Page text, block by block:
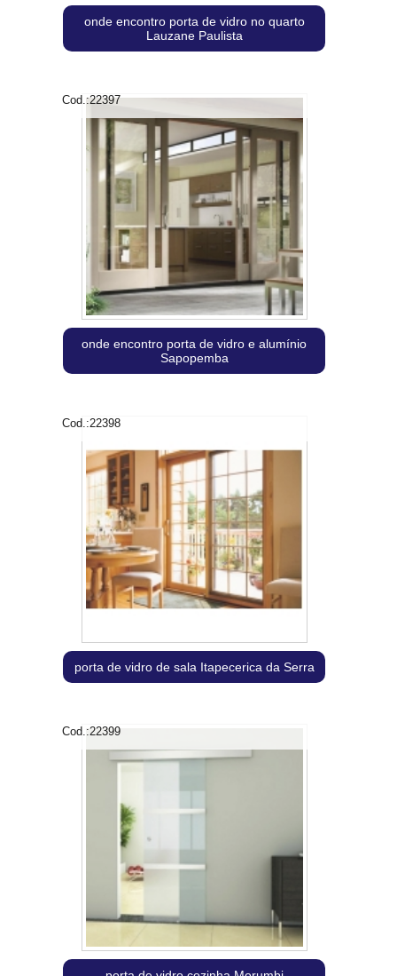
onde encontro porta de vidro no quarto
Lauzane Paulista
Cod.:22397
onde encontro porta de vidro e alumínio
Sapopemba
Cod.:22398
porta de vidro de sala Itapecerica da Serra
Cod.:22399